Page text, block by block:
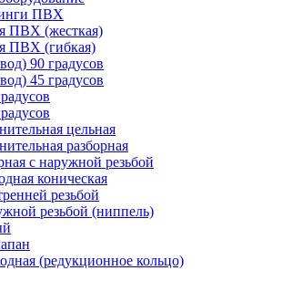
ПВХ
ПВХ (жесткая)
ПВХ (гибкая)
90 градусов
45 градусов
цельная
разборная
с наружной резьбой
коническая
резьбой
резьбой (ниппель)
(редукционное кольцо)